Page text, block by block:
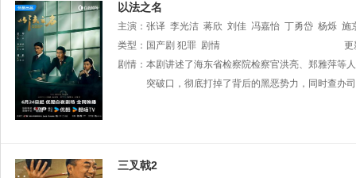
以法之名
主演： 张译 李光洁 蒋欣 刘佳 冯嘉怡 丁勇岱 杨烁 施
世魁 林鹏 潘之琳 吴其江
类型： 国产剧 犯罪 剧情
更
剧情： 本剧讲述了海东省检察院检察官洪亮、郑雅萍等
突破口，彻底打掉了背后的黑恶势力，同时查办
三叉戟2